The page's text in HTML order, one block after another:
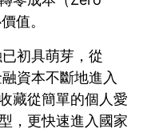
值。
初具萌芽，從
資本不斷地進入
藏從簡單的個人愛
，更快速進入國家